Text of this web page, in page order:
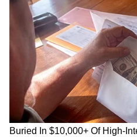
ಇದೇ ಸಂದರ್ಭದಲ್ಲಿ
ಕಾರ್ಯಕ್ರಮಗಳ ಉದ್ಘಾಟನಾ
ಮುಖ್ಯಮಂತ್ರಿಗಳು ಚಾಲನೆ
ಸಾರ್ವಜನಿಕ ಸಂಪರ್ಕ
ಸರ್ಕಾರದ 3 ವರ್ಷಗಳ
ಕಿರುಹೊತ್ತಿಗೆಯನ್ನು
ಕಂದಾಯ ಇಲಾಖೆಯ ಜನಪರ